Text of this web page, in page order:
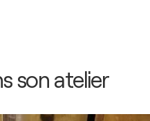
son atelier